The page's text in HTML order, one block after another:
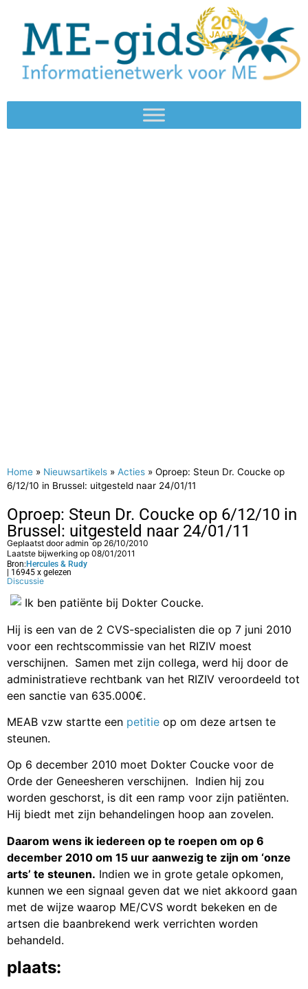
Home » Nieuwsartikels » Acties » Oproep: Steun Dr. Coucke op
6/12/10 in Brussel: uitgesteld naar 24/01/11
Oproep: Steun Dr. Coucke op 6/12/10 in
Brussel: uitgesteld naar 24/01/11
Geplaatst dooradmin op 26/10/2010
Laatste bijwerking op 08/01/2011
Bron: Hercules & Rudy
| 16945 x gelezen
Discussie
Ik ben patiënte bij Dokter Coucke.
Hij is een van de 2 CVS-specialisten die op 7 juni 2010
voor een rechtscommissie van het RIZIV moest
verschijnen. Samen met zijn collega, werd hij door de
administratieve rechtbank van het RIZIV veroordeeld tot
een sanctie van 635.000€.
MEAB vzw startte een petitie op om deze artsen te
steunen.
Op 6 december 2010 moet Dokter Coucke voor de
Orde der Geneesheren verschijnen. Indien hij zou
worden geschorst, is dit een ramp voor zijn patiënten.
Hij biedt met zijn behandelingen hoop aan zovelen.
Daarom wens ik iedereen op te roepen om op 6
december 2010 om 15 uur aanwezig te zijn om ‘onze
arts’ te steunen. Indien we in grote getale opkomen,
kunnen we een signaal geven dat we niet akkoord gaan
met de wijze waarop ME/CVS wordt bekeken en de
artsen die baanbrekend werk verrichten worden
behandeld.
plaats: